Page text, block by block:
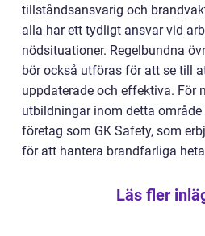
tillståndsansvarig och
alla har ett tydligt ansvar vid
nödsituationer. Regelbundna
bör också utföras för att se till
uppdaterade och effektiva. För
utbildningar inom detta område
företag som GK Safety, som
för att hantera brandfarliga
Läs fler